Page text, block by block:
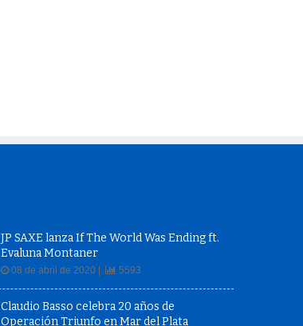
JP SAXE lanza If The World Was Ending ft.
Evaluna Montaner
08 de abril de 2020 | 5593
Claudio Basso celebra 20 años de
Operación Triunfo en Mar del Plata